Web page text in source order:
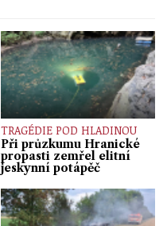
TRAGÉDIE POD HLADINOU
Při průzkumu Hranické
propasti zemřel elitní
jeskynní potápěč